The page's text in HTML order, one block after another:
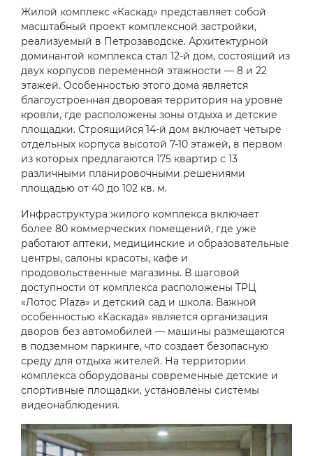
Жилой комплекс «Каскад» представляет собой
масштабный проект комплексной застройки,
реализуемый в Петрозаводске. Архитектурной
доминантой комплекса стал 12-й дом, состоящий из
двух корпусов переменной этажности — 8 и 22
этажей. Особенностью этого дома является
благоустроенная дворовая территория на уровне
кровли, где расположены зоны отдыха и детские
площадки. Строящийся 14-й дом включает четыре
отдельных корпуса высотой 7-10 этажей, в первом
из которых предлагаются 175 квартир с 13
различными планировочными решениями
площадью от 40 до 102 кв. м.
Инфраструктура жилого комплекса включает
более 80 коммерческих помещений, где уже
работают аптеки, медицинские и образовательные
центры, салоны красоты, кафе и
продовольственные магазины. В шаговой
доступности от комплекса расположены ТРЦ
«Лотос Plaza» и детский сад и школа. Важной
особенностью «Каскада» является организация
дворов без автомобилей — машины размещаются
в подземном паркинге, что создает безопасную
среду для отдыха жителей. На территории
комплекса оборудованы современные детские и
спортивные площадки, установлены системы
видеонаблюдения.